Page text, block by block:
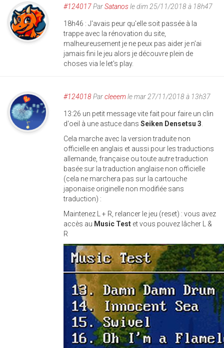
#124017ParSatanosle dim 25/11/2018 à 18h47
18h46 : J'avais peur qu'elle soit passée à la
trappe avec la rénovation du site,
malheureusement je ne peux pas aider je n'ai
jamais fini le jeu alors je découvre plein de
choses via le let's play.
#124018Parcleeemle mar 27/11/2018 à 13h37
13:26 un petit message vite fait pour faire un clin
d'oeil à une astuce dans Seiken Densetsu 3
Cela marche avec la version traduite non
officielle en anglais et aussi pour les traductions
allemande, française ou toute autre traduction
basée sur la traduction anglaise non officielle
(cela ne marchera pas sur la cartouche
japonaise originelle non modifiée sans
traduction) :
Maintenez L + R, relancer le jeu (reset) : vous avez
accès au Music Test et vous pouvez lâcher L &
R
seiken_densetsu_3.jpg